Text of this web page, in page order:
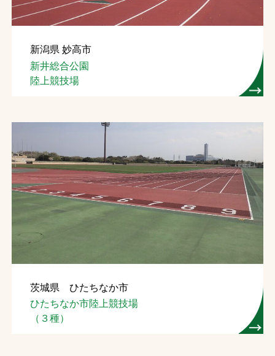
新潟県 妙高市
新井総合公園
陸上競技場
茨城県 ひたちなか市
ひたちなか市陸上競技場
（３種）